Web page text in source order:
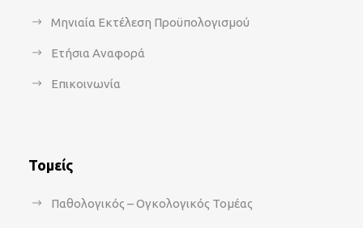
Μηνιαία Εκτέλεση Προϋπολογισμού
Ετήσια Αναφορά
Επικοινωνία
Τομείς
Παθολογικός – Ογκολογικός Τομέας